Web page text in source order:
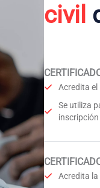
civil
Acredita el
Se utiliza
Acredita la